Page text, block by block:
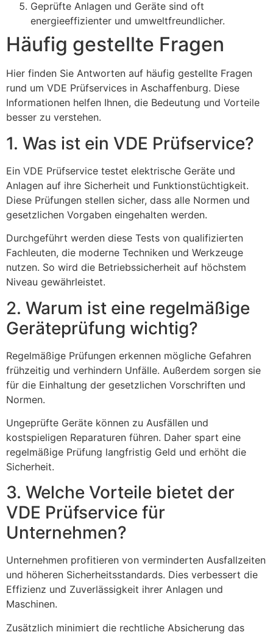
Geprüfte Anlagen und Geräte sind oft
energieeffizienter und umweltfreundlicher.
Häufig gestellte Fragen
Hier finden Sie Antworten auf häufig gestellte Fragen
rund um VDE Prüfservices in Aschaffenburg. Diese
Informationen helfen Ihnen, die Bedeutung und Vorteile
besser zu verstehen.
1. Was ist ein VDE Prüfservice?
Ein VDE Prüfservice testet elektrische Geräte und
Anlagen auf ihre Sicherheit und Funktionstüchtigkeit.
Diese Prüfungen stellen sicher, dass alle Normen und
gesetzlichen Vorgaben eingehalten werden.
Durchgeführt werden diese Tests von qualifizierten
Fachleuten, die moderne Techniken und Werkzeuge
nutzen. So wird die Betriebssicherheit auf höchstem
Niveau gewährleistet.
2. Warum ist eine regelmäßige
Geräteprüfung wichtig?
Regelmäßige Prüfungen erkennen mögliche Gefahren
frühzeitig und verhindern Unfälle. Außerdem sorgen sie
für die Einhaltung der gesetzlichen Vorschriften und
Normen.
Ungeprüfte Geräte können zu Ausfällen und
kostspieligen Reparaturen führen. Daher spart eine
regelmäßige Prüfung langfristig Geld und erhöht die
Sicherheit.
3. Welche Vorteile bietet der
VDE Prüfservice für
Unternehmen?
Unternehmen profitieren von verminderten Ausfallzeiten
und höheren Sicherheitsstandards. Dies verbessert die
Effizienz und Zuverlässigkeit ihrer Anlagen und
Maschinen.
Zusätzlich minimiert die rechtliche Absicherung das